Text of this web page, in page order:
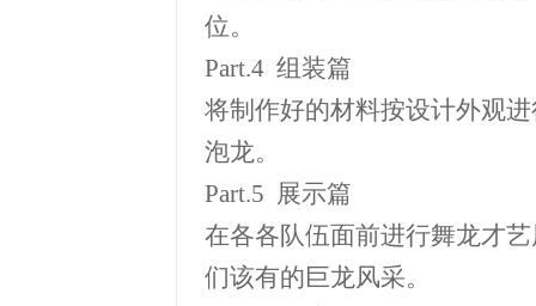
位。
Part.4 组装篇
将制作好的材料按设计外观
泡龙。
Part.5 展示篇
在各各队伍面前进行舞龙才
们该有的巨龙风采。